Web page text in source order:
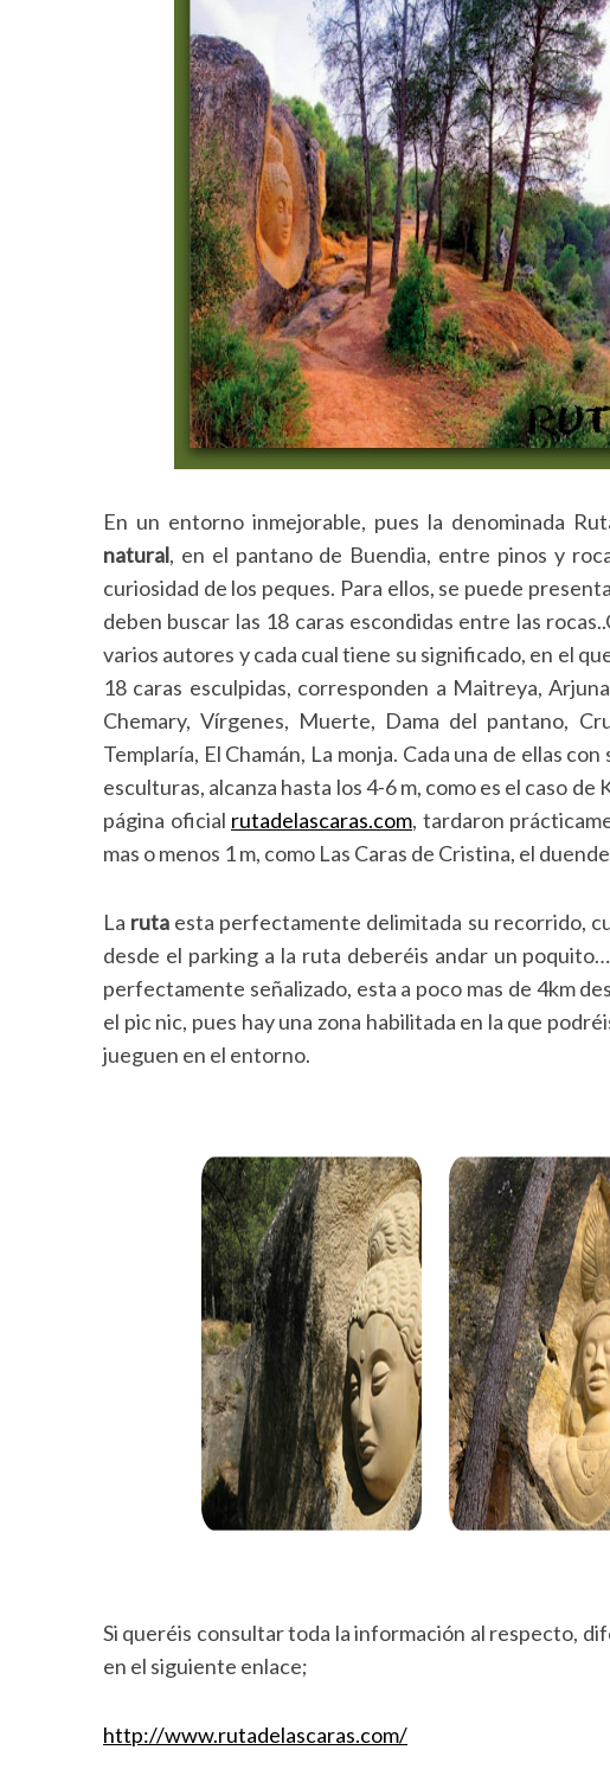
En un entorno inmejorable, pues la denominada
natural, en el pantano de Buendia, entre pinos y
curiosidad de los peques. Para ellos, se puede
deben buscar las 18 caras escondidas entre las
varios autores y cada cual tiene su significado, en el
18 caras esculpidas, corresponden a Maitreya,
Chemary, Vírgenes, Muerte, Dama del pantano,
Templaría, El Chamán, La monja. Cada una de ellas
esculturas, alcanza hasta los 4-6 m, como es el caso
página oficial rutadelascaras.com, tardaron
mas o menos 1 m, como Las Caras de Cristina, el
La ruta esta perfectamente delimitada su recorrido,
desde el parking a la ruta deberéis andar un
perfectamente señalizado, esta a poco mas de 4km
el pic nic, pues hay una zona habilitada en la que
jueguen en el entorno.
Si queréis consultar toda la información al respecto,
en el siguiente enlace;
http://www.rutadelascaras.com/
e
a
r
h
f
o
r